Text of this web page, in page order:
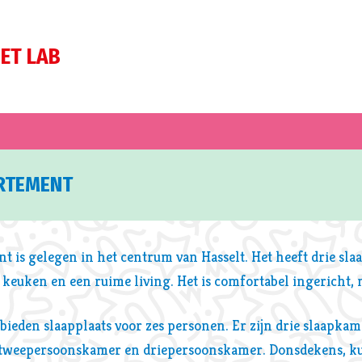
LAB
is gelegen in het centrum van Hasselt. Het heeft drie
keuken en een ruime living. Het is comfortabel ingericht,
slaapplaats voor zes personen. Er zijn drie
en driepersoonskamer. Donsdekens,